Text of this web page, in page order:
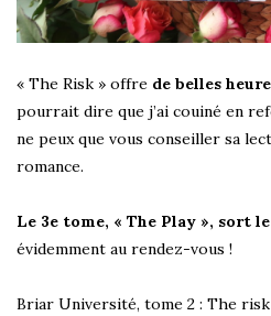
« The Risk » offre de belles
pourrait dire que j’ai couiné en
ne peux que vous conseiller sa
romance.
Le 3e tome, « The Play », sort
évidemment au rendez-vous !
Briar Université, tome 2 : The risk